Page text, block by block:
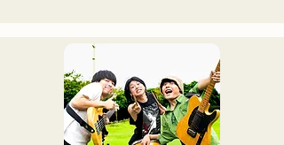
て」、FBS「福岡く
ん。」、「発見らくちゃ
く！」やFUKUOKA
STREET PARTY、
Hannibal Halloween Music
ードの繊細さを併せ持つ楽
曲を届けている。
コンセプトは、「等身大の